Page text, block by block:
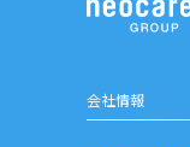
会社情報